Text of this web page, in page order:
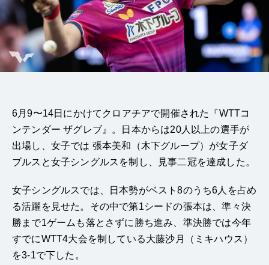
6月9〜14日にかけてクロアチアで開催された『WTTコ
ンテンダー ザグレブ』。日本からは20人以上の選手が
出場し、女子では 張本美和 （木下グループ）が女子ダ
ブルスと女子シングルスを制し、見事二冠を達成した。
女子シングルスでは、日本勢がベスト8のうち6人を占め
る活躍を見せた。その中で第1シードの張本は、準々決
勝まで1ゲームも落とさずに勝ち進み、準決勝では今年
すでにWTT4大会を制している大藤沙月
（ミキハウス）
を3-1で下した。